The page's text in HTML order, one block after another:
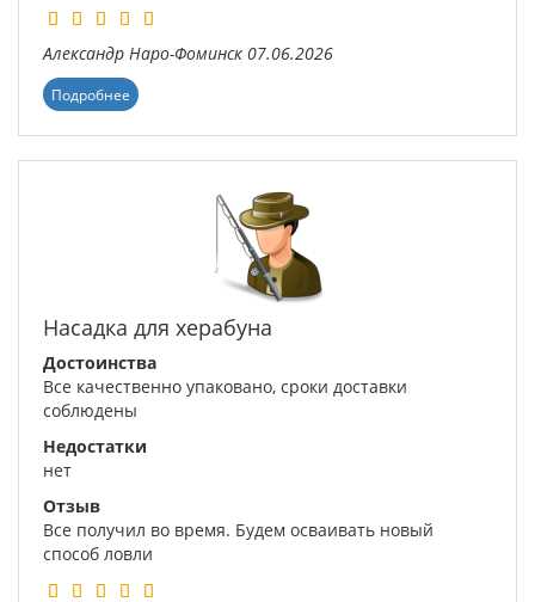
Александр Наро-Фоминск 07.06.2026
Подробнее
Насадка для херабуна
Достоинства
Все качественно упаковано, сроки доставки
соблюдены
Недостатки
нет
Отзыв
Все получил во время. Будем осваивать новый
способ ловли